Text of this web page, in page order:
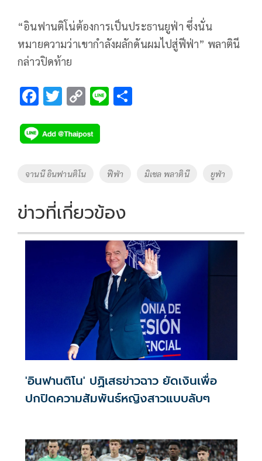
“อินฟานติโน่ต้องการเป็นประธานยูฟ่า ซึ่งนั่น
หมายความว่าเขากำลังผลักดันผมไปสู่ฟีฟ่า” พลาตินี
กล่าวปิดท้าย
F
e
b
o
k
T
tt
er
C
p
y
Li
k
Li
Tags
จานนี อินฟานติโน ฟีฟ่า มิเชล พลาตินี ยูฟ่า
ข่าวที่เกี่ยวข้อง
'อินฟานติโน' ปฏิเสธข่าวฉาว ยัดเงินเพื่อ
ปกปิดความสัมพันธ์หญิงสาวแบบลับๆ